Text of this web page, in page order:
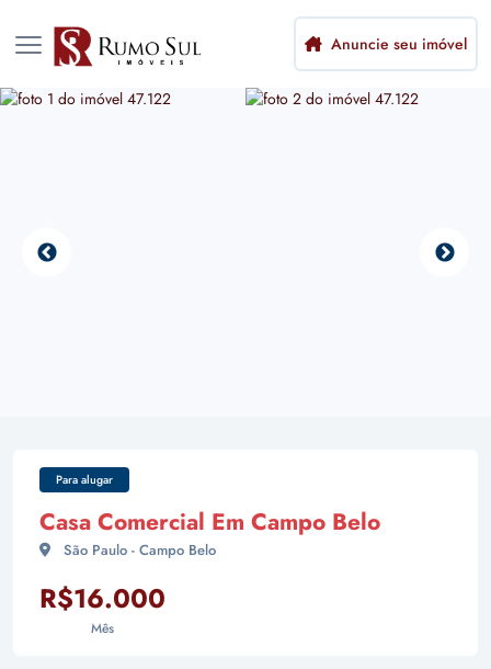
Anuncie seu imóvel
Para alugar
Casa Comercial Em Campo Belo
São Paulo - Campo Belo
R$16.000
Mês